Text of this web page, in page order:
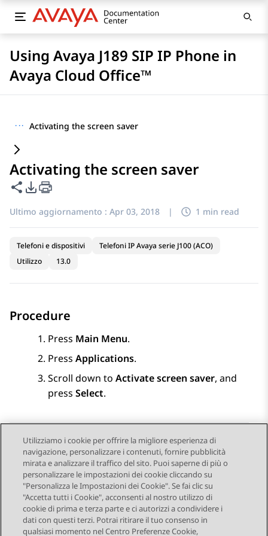
Using Avaya J189 SIP IP Phone in
Avaya Cloud Office™
··· Activating the screen saver
Activating the screen saver
Condividi questa pagina
Opzioni di esportazione PDF
Ultimo aggiornamento : Apr 03, 2018 | 1 min read
Telefoni e dispositivi
Telefoni IP Avaya serie J100 (ACO)
Utilizzo
13.0
Procedure
Press Main Menu.
Press Applications.
Scroll down to Activate screen saver, and
press Select.
Send Feedback
Navigazione argomento
Argomento precedente Argomento successivo
Utilizziamo i cookie per offrire la migliore esperienza di
navigazione, personalizzare i contenuti, fornire pubblicità
mirata e analizzare il traffico del sito. Puoi saperne di più o
personalizzare le impostazioni dei cookie cliccando su
"Personalizza le Impostazioni dei Cookie". Se fai clic su
"Accetta tutti i Cookie", acconsenti al nostro utilizzo di
cookie di prima e terza parte e ci autorizzi a condividere i
dati con questi terzi. Potrai ritirare il tuo consenso in
qualsiasi momento nel Centro Preferenze Cookie,